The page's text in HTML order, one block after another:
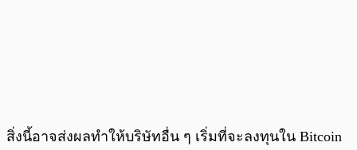
สิ่งนี้อาจส่งผลทำให้บริษัทอื่น ๆ เริ่มที่จะลงทุนใน Bitcoin